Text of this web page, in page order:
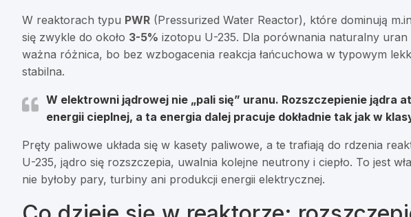
W reaktorach typu PWR (Pressurized Water Reactor), które dominują
się zwykle do około 3-5% izotopu U-235. Dla porównania naturalny uran
ważna różnica, bo bez wzbogacenia reakcja łańcuchowa w typowym
stabilna.
W elektrowni jądrowej nie „pali się” uranu. Rozszczepienie jądra
energii cieplnej, a ta energia dalej pracuje dokładnie tak jak w
Pręty paliwowe układa się w kasety paliwowe, a te trafiają do rdzenia
U-235, jądro się rozszczepia, uwalnia kolejne neutrony i ciepło. To jest
nie byłoby pary, turbiny ani produkcji energii elektrycznej.